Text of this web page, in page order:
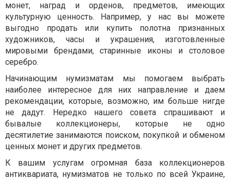
монет, наград и орденов, предметов, имеющих
культурную ценность. Например, у нас вы можете
выгодно продать или купить полотна признанных
художников, часы и украшения, изготовленные
мировыми брендами, старинные иконы и столовое
серебро.
Начинающим нумизматам мы помогаем выбрать
наиболее интересное для них направление и даем
рекомендации, которые, возможно, им больше нигде
не дадут. Нередко нашего совета спрашивают и
бывалые коллекционеры, которые не одно
десятилетие занимаются поиском, покупкой и обменом
ценных монет и других предметов.
К вашим услугам огромная база коллекционеров
антиквариата, нумизматов не только по всей Украине,